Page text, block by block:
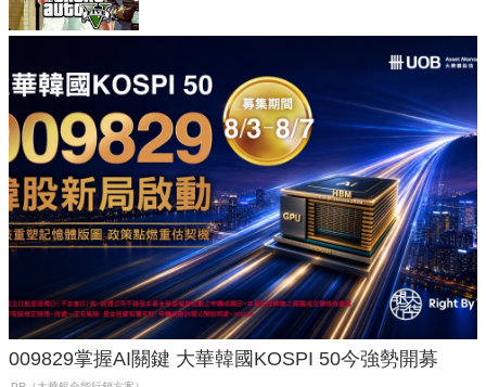
009829掌握AI關鍵 大華韓國KOSPI 50今強勢開募